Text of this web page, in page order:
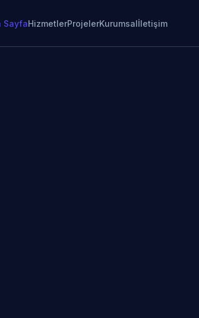
SayfaHizmetlerProjelerKurumsalİletişim